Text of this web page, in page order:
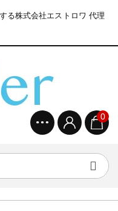
る株式会社エストロワ 代理
0